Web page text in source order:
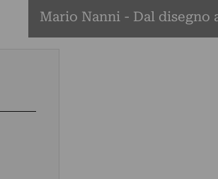
Mario Nanni - Dal disegno